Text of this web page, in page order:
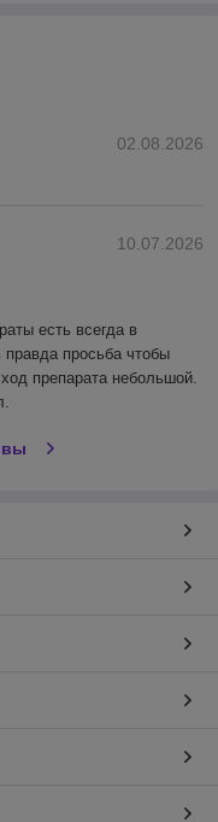
02.08.2026
10.07.2026
есть всегда в
просьба чтобы
препарата небольшой.